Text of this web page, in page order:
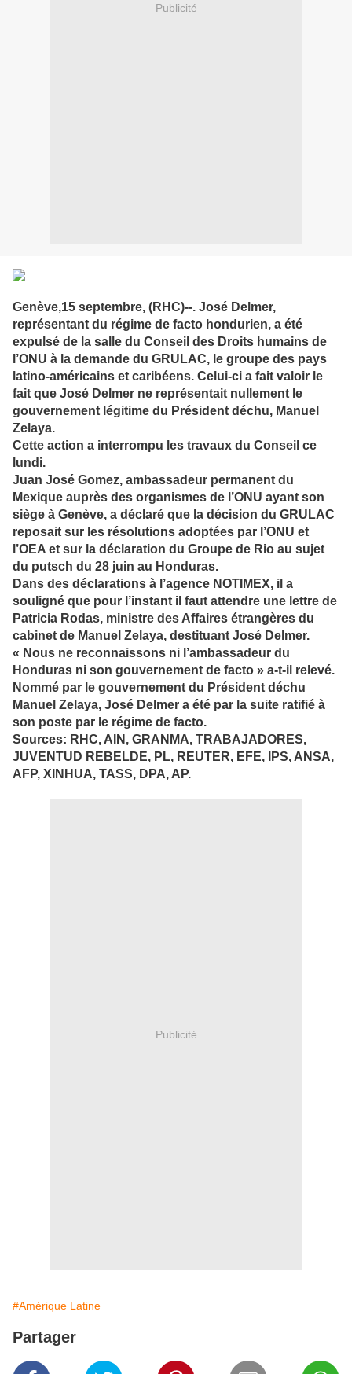
Publicité
Genève,15 septembre, (RHC)--. José Delmer,
représentant du régime de facto hondurien, a été
expulsé de la salle du Conseil des Droits humains de
l’ONU à la demande du GRULAC, le groupe des pays
latino-américains et caribéens. Celui-ci a fait valoir le
fait que José Delmer ne représentait nullement le
gouvernement légitime du Président déchu, Manuel
Zelaya.
Cette action a interrompu les travaux du Conseil ce
lundi.
Juan José Gomez, ambassadeur permanent du
Mexique auprès des organismes de l’ONU ayant son
siège à Genève, a déclaré que la décision du GRULAC
reposait sur les résolutions adoptées par l’ONU et
l’OEA et sur la déclaration du Groupe de Rio au sujet
du putsch du 28 juin au Honduras.
Dans des déclarations à l’agence NOTIMEX, il a
souligné que pour l’instant il faut attendre une lettre de
Patricia Rodas, ministre des Affaires étrangères du
cabinet de Manuel Zelaya, destituant José Delmer.
« Nous ne reconnaissons ni l’ambassadeur du
Honduras ni son gouvernement de facto » a-t-il relevé.
Nommé par le gouvernement du Président déchu
Manuel Zelaya, José Delmer a été par la suite ratifié à
son poste par le régime de facto.
Sources: RHC, AIN, GRANMA, TRABAJADORES,
JUVENTUD REBELDE, PL, REUTER, EFE, IPS, ANSA,
AFP, XINHUA, TASS, DPA, AP.
Publicité
#Amérique Latine
Partager